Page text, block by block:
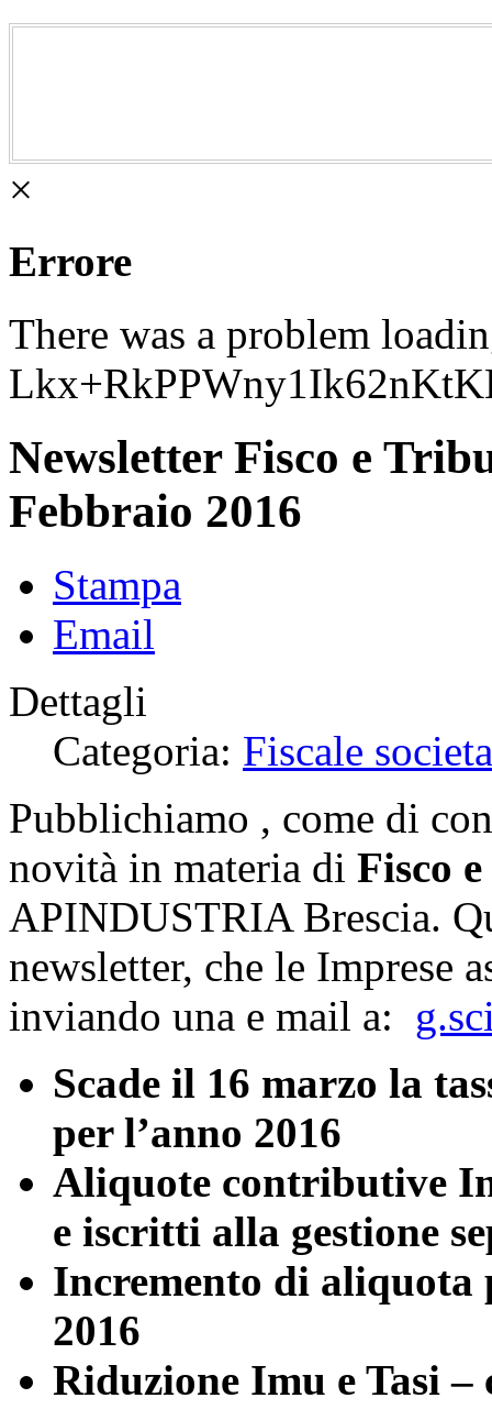
×
Errore
There was a problem
Newsletter Fisco e
Febbraio 2016
Stampa
Email
Dettagli
Categoria: Fiscale
Pubblichiamo , come di
novità in materia di Fisco
APINDUSTRIA Brescia.
newsletter, che le Imprese
inviando una e mail a:
Scade il 16 marzo la
per l’anno 2016
Aliquote contributive
e iscritti alla gestione
Incremento di aliquota
2016
Riduzione Imu e Tasi